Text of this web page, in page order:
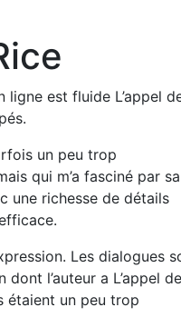
est fluide L’appel
un peu trop
qui m’a fasciné par sa
une richesse de détails
Les dialogues
l’auteur a L’appel
étaient un peu trop